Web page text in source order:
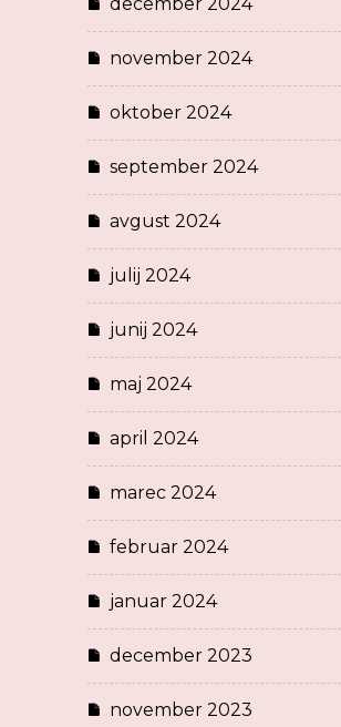
december 2024
november 2024
oktober 2024
september 2024
avgust 2024
julij 2024
junij 2024
maj 2024
april 2024
marec 2024
februar 2024
januar 2024
december 2023
november 2023